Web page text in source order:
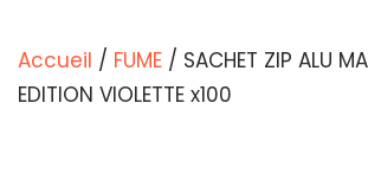
Accueil / FUME / SACHET ZIP ALU
EDITION VIOLETTE x100